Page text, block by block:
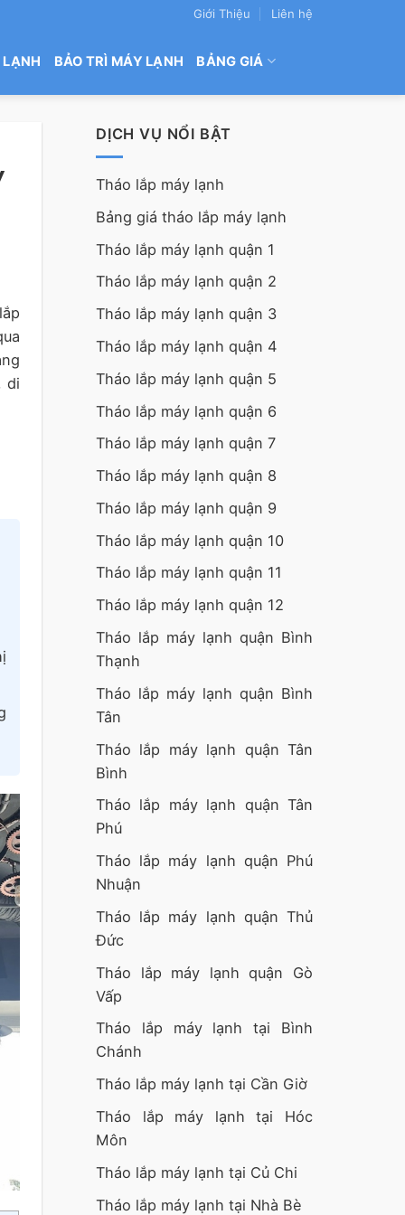
Giới Thiệu Liên hệ
BẢO TRÌ MÁY LẠNH BẢNG GIÁ
di
DỊCH VỤ NỔI BẬT
Tháo lắp máy lạnh
Bảng giá tháo lắp máy lạnh
Tháo lắp máy lạnh quận 1
Tháo lắp máy lạnh quận 2
Tháo lắp máy lạnh quận 3
Tháo lắp máy lạnh quận 4
Tháo lắp máy lạnh quận 5
Tháo lắp máy lạnh quận 6
Tháo lắp máy lạnh quận 7
Tháo lắp máy lạnh quận 8
Tháo lắp máy lạnh quận 9
Tháo lắp máy lạnh quận 10
Tháo lắp máy lạnh quận 11
Tháo lắp máy lạnh quận 12
Tháo lắp máy lạnh quận Bình
Thạnh
Tháo lắp máy lạnh quận Bình
Tân
Tháo lắp máy lạnh quận Tân
Bình
Tháo lắp máy lạnh quận Tân
Phú
Tháo lắp máy lạnh quận Phú
Nhuận
Tháo lắp máy lạnh quận Thủ
Đức
Tháo lắp máy lạnh quận Gò
Vấp
Tháo lắp máy lạnh tại Bình
Chánh
Tháo lắp máy lạnh tại Cần Giờ
Tháo lắp máy lạnh tại Hóc
Môn
Tháo lắp máy lạnh tại Củ Chi
Tháo lắp máy lạnh tại Nhà Bè